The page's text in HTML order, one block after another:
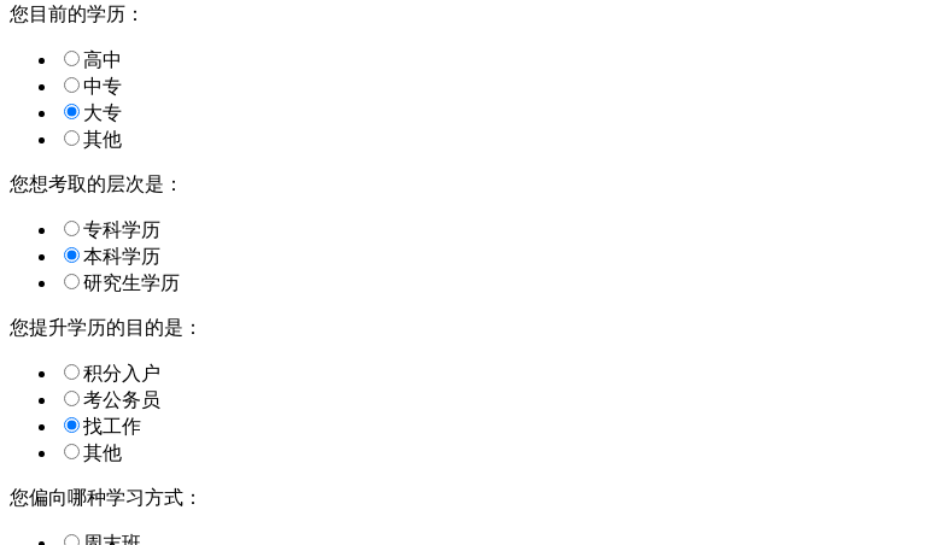
您目前的学历：
高中
中专
大专
其他
您想考取的层次是：
专科学历
本科学历
研究生学历
您提升学历的目的是：
积分入户
考公务员
找工作
其他
您偏向哪种学习方式：